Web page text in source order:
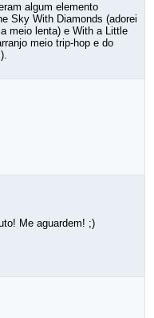
algum elemento
Sky With Diamonds (adorei
meio lenta) e With a Little
meio trip-hop e do
Me aguardem! ;)